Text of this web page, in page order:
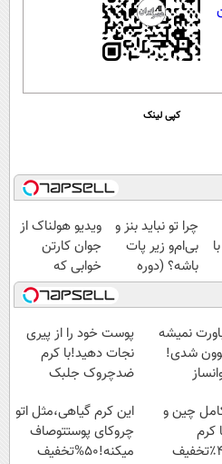
کپی لینک
چرا تو نباید بنز و
بی‌ام‌و زیر پات
باشه؟ (دوره
رایگان درآمد
میلیاردی)
ویدیو هولناک از
جوان کارتن
خوابی که
میلیاردر شد.
آموزش رایگان
نمیشه
شدی!
پوست خود را از پیری
نجات دهید!با کرم
ضدچروک جلبک
چین و
کرم
این کرم گیاهی،مثل اتو
چروکای پوستتوصاف
میکنه!50%تخفیف